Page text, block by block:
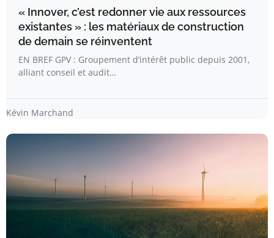
« Innover, c’est redonner vie aux ressources
existantes » : les matériaux de construction
de demain se réinventent
EN BREF GPV : Groupement d’intérêt public depuis 2001,
alliant conseil et audit…
Kévin Marchand